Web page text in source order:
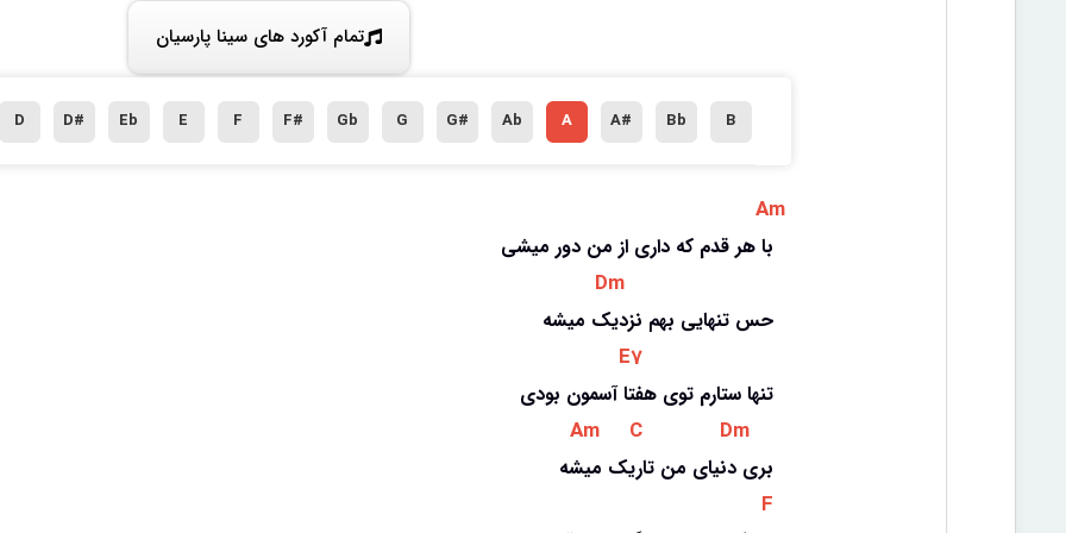
تمام آکورد های سینا پارسیان
B
Bb
A#
A
Ab
G#
G
Gb
F#
F
E
Eb
D#
D
Am
با هر قدم که داری از من دور میشی
Dm
حس تنهایی بهم نزدیک میشه
E7
تنها ستارم توی هفتا آسمون بودی
Am C Dm
بری دنیای من تاریک میشه
F